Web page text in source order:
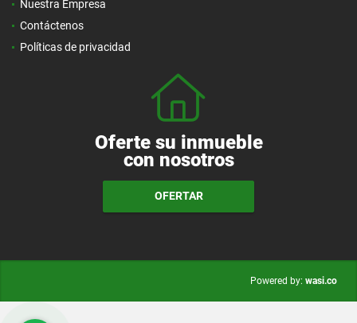
Nuestra Empresa
Contáctenos
Políticas de privacidad
Oferte su inmueble
con nosotros
OFERTAR
Powered by: wasi.co